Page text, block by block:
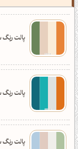
پالت رنگ
پالت
پالت رنگ